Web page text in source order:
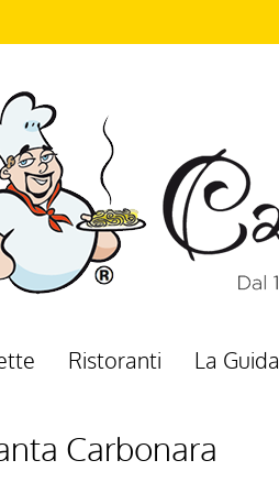
Ristoranti La Guida
Carbonara